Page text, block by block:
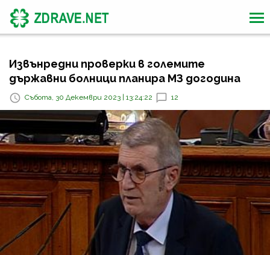
Извънредни проверки в големите
държавни болници планира МЗ догодина
Събота, 30 Декември 2023 | 13:24:22 12